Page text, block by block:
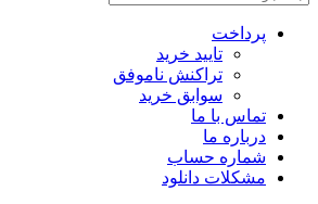
پرداخت
تایید خرید
تراکنش ناموفق
سوابق خرید
تماس با ما
درباره ما
شماره حساب
مشکلات دانلود